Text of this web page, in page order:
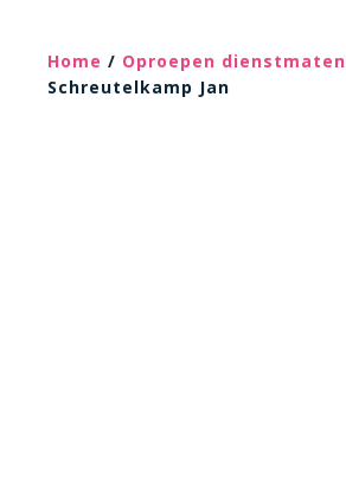
Home / Oproepen dienstmaten
Schreutelkamp Jan